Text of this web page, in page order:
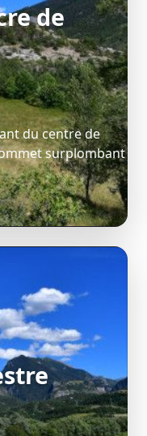
de
du centre de
surplombant